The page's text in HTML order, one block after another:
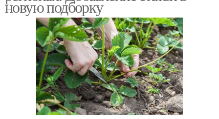
новую подборку